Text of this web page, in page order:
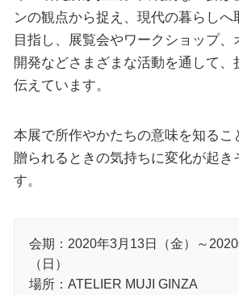
ンの観点から捉え、現代の暮らしへ
目指し、展覧会やワークショップ
開発などさまざまな活動を通して、
伝えています。
本展で所作やかたちの意味を知るこ
贈られるときの気持ちに変化が起き
す。
会期：2020年3月13日（金）～
（日）
場所：ATELIER MUJI GINZA